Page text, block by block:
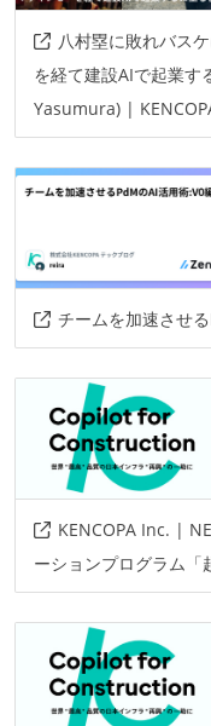
八村塁に敗れバス
を経て建設AIで起業す
Yasumura) |
チームを加速させ
KENCOPA Inc. |
ーションプログラム「